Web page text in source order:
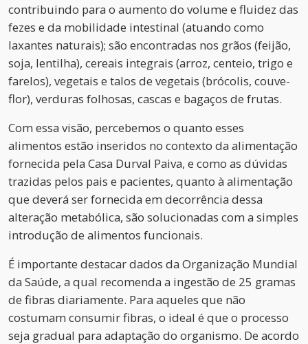
contribuindo para o aumento do volume e fluidez das
fezes e da mobilidade intestinal (atuando como
laxantes naturais); são encontradas nos grãos (feijão,
soja, lentilha), cereais integrais (arroz, centeio, trigo e
farelos), vegetais e talos de vegetais (brócolis, couve-
flor), verduras folhosas, cascas e bagaços de frutas.
Com essa visão, percebemos o quanto esses
alimentos estão inseridos no contexto da alimentação
fornecida pela Casa Durval Paiva, e como as dúvidas
trazidas pelos pais e pacientes, quanto à alimentação
que deverá ser fornecida em decorrência dessa
alteração metabólica, são solucionadas com a simples
introdução de alimentos funcionais.
É importante destacar dados da Organização Mundial
da Saúde, a qual recomenda a ingestão de 25 gramas
de fibras diariamente. Para aqueles que não
costumam consumir fibras, o ideal é que o processo
seja gradual para adaptação do organismo. De acordo